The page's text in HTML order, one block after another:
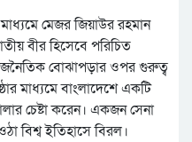
মেজর জিয়াউর রহমান
বীর হিসেবে পরিচিত
বোঝাপড়ার ওপর গুরুত্ব
মাধ্যমে বাংলাদেশে একটি
চেষ্টা করেন। একজন সেনা
বিশ্ব ইতিহাসে বিরল।